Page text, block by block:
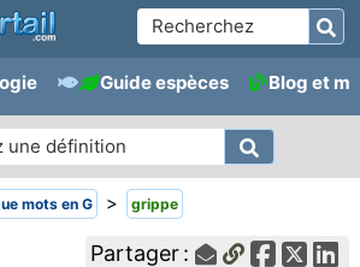
Guide espèces Blog et
mots en G > grippe
Partager :